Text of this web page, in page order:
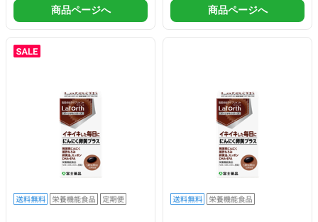
商品ページへ 商品ページへ